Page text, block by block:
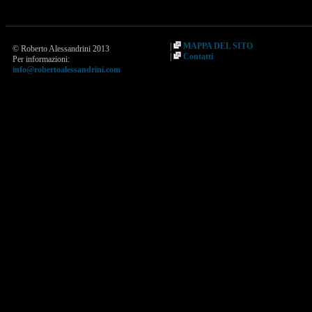
© Roberto Alessandrini 2013
Per informazioni:
info@robertoalessandrini.com
|
MAPPA DEL SITO
|
Contatti